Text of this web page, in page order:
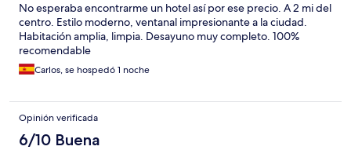
No esperaba encontrarme un hotel así por ese precio. A 2 mi del
centro. Estilo moderno, ventanal impresionante a la ciudad.
Habitación amplia, limpia. Desayuno muy completo. 100%
recomendable
Carlos, se hospedó 1 noche
Opinión verificada
6/10 Buena